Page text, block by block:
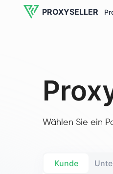
PROXYSELLER
Wählen Sie ein
Kunde